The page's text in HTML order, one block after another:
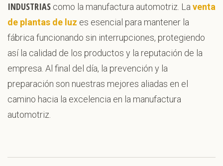
INDUSTRIAS como la manufactura automotriz. La venta
de plantas de luz es esencial para mantener la
fábrica funcionando sin interrupciones, protegiendo
así la calidad de los productos y la reputación de la
empresa. Al final del día, la prevención y la
preparación son nuestras mejores aliadas en el
camino hacia la excelencia en la manufactura
automotriz.